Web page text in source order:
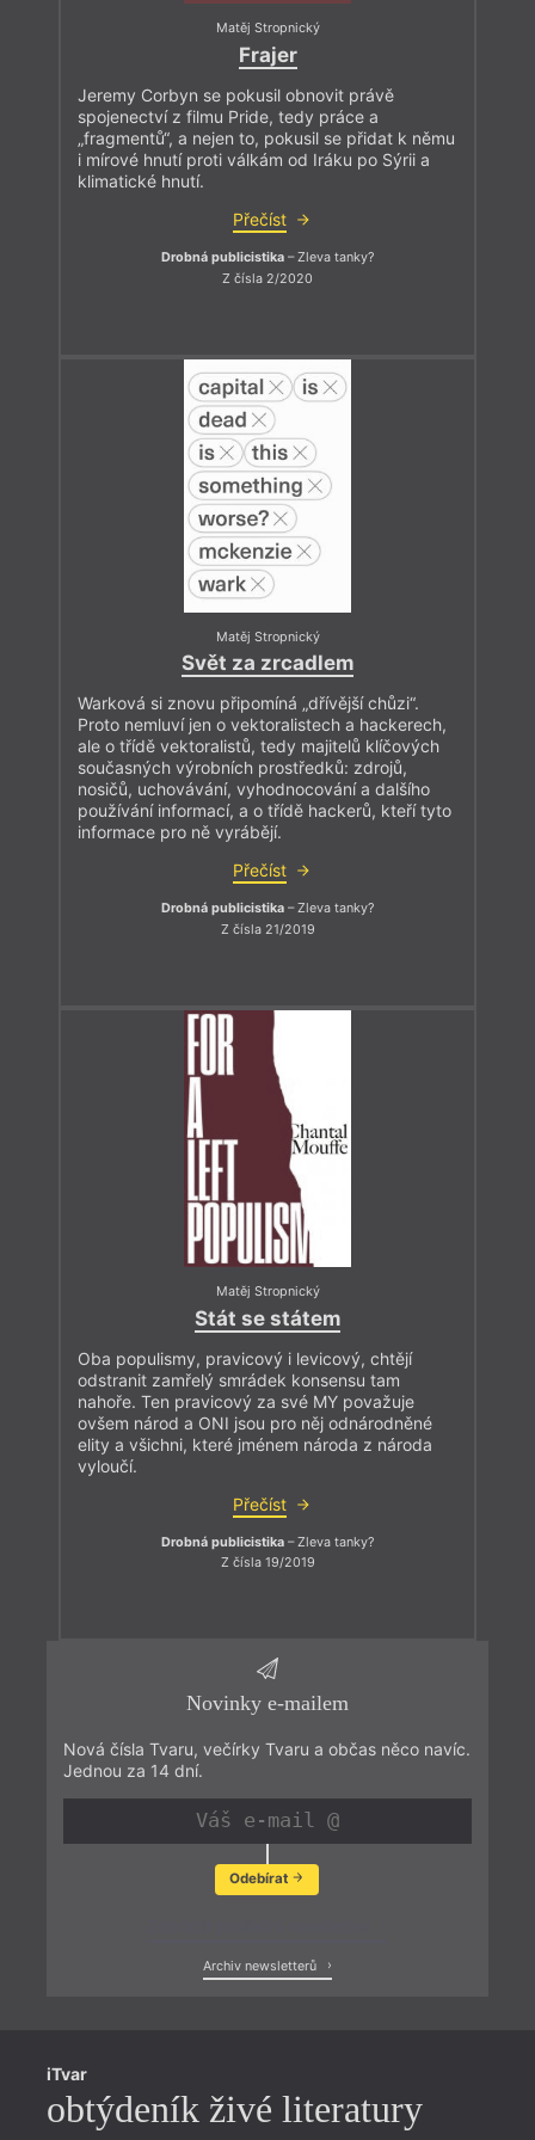
Matěj Stropnický
Frajer
Jeremy Corbyn se pokusil obnovit právě
spojenectví z filmu Pride, tedy práce a
„fragmentů“, a nejen to, pokusil se přidat k němu
i mírové hnutí proti válkám od Iráku po Sýrii a
klimatické hnutí.
Přečíst
Drobná publicistika – Zleva tanky?
Z čísla 2/2020
Matěj Stropnický
Svět za zrcadlem
Warková si znovu připomíná „dřívější chůzi“.
Proto nemluví jen o vektoralistech a hackerech,
ale o třídě vektoralistů, tedy majitelů klíčových
současných výrobních prostředků: zdrojů,
nosičů, uchovávání, vyhodnocování a dalšího
používání informací, a o třídě hackerů, kteří tyto
informace pro ně vyrábějí.
Přečíst
Drobná publicistika – Zleva tanky?
Z čísla 21/2019
Matěj Stropnický
Stát se státem
Oba populismy, pravicový i levicový, chtějí
odstranit zamřelý smrádek konsensu tam
nahoře. Ten pravicový za své MY považuje
ovšem národ a ONI jsou pro něj odnárodněné
elity a všichni, které jménem národa z národa
vyloučí.
Přečíst
Drobná publicistika – Zleva tanky?
Z čísla 19/2019
Novinky e-mailem
Nová čísla Tvaru, večírky Tvaru a občas něco navíc.
Jednou za 14 dní.
Odebírat
Archiv newsletterů
iTvar
obtýdeník živé literatury